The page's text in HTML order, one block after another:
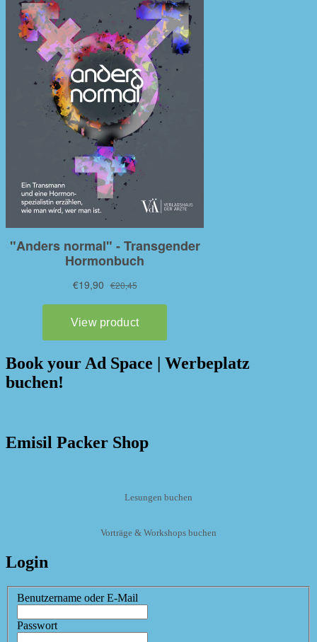
Book your Ad Space | Werbeplatz
buchen!
Emisil Packer Shop
Lesungen buchen
Vorträge & Workshops buchen
Login
Benutzername oder E-Mail
Passwort